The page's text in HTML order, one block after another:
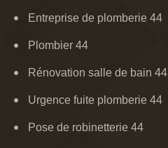
Entreprise de plomberie 44
Plombier 44
Rénovation salle de bain 44
Urgence fuite plomberie 44
Pose de robinetterie 44